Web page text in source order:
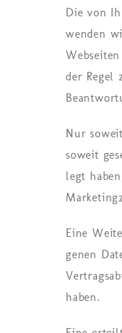
Die von
wen­den
der Regel
Nur
so­weit
legt
Eine
ge­nen
haben.